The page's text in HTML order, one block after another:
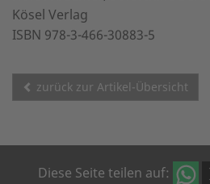
Kösel Verlag
ISBN 978-3-466-30883-5
zurück zur Artikel-Übersicht
Diese Seite teilen auf: